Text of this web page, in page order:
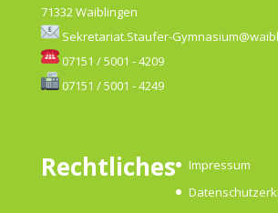
71332 Waiblingen
Sekretariat.Staufer-
07151 / 5001 - 4209
07151 / 5001 - 4249
Rechtliches
Impressum